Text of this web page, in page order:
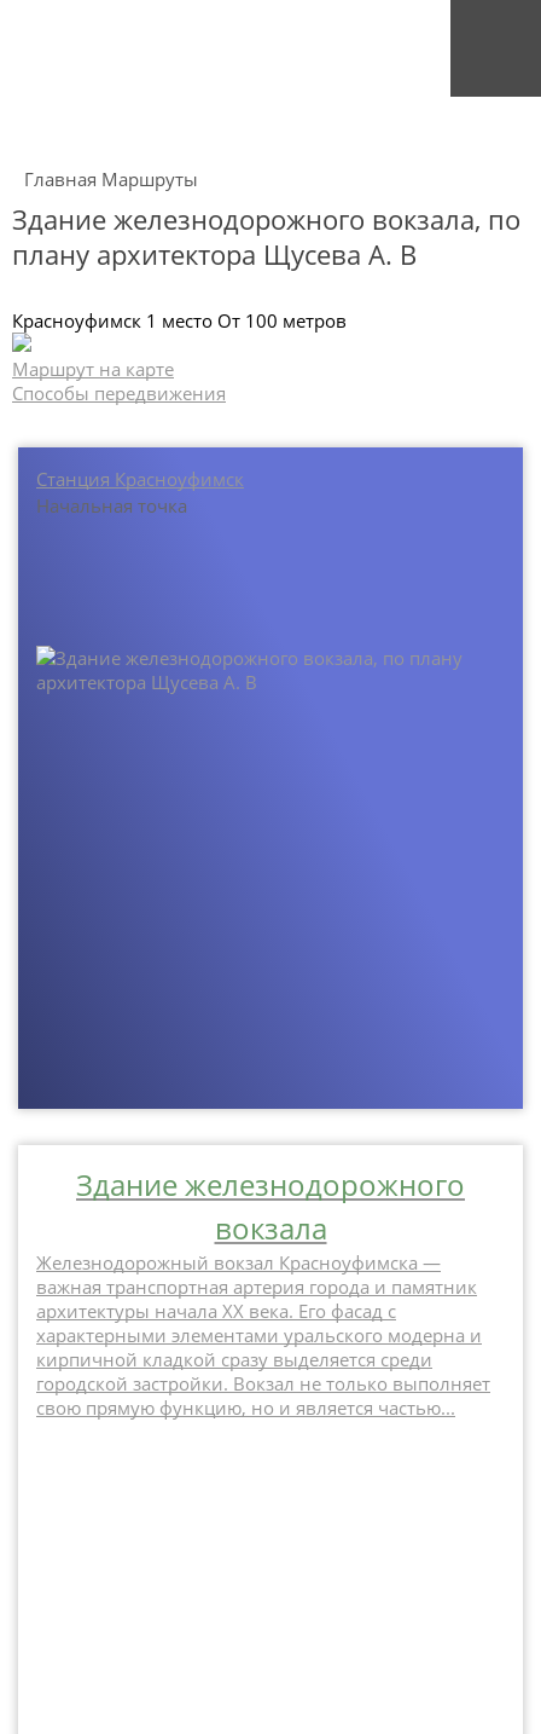
Главная Маршруты
Здание железнодорожного вокзала, по
плану архитектора Щусева А. В
Красноуфимск 1 место От 100 метров
Маршрут на карте
Способы передвижения
Станция Красноуфимск
Начальная точка
Здание железнодорожного
вокзала
Железнодорожный вокзал Красноуфимска —
важная транспортная артерия города и памятник
архитектуры начала XX века. Его фасад с
характерными элементами уральского модерна и
кирпичной кладкой сразу выделяется среди
городской застройки. Вокзал не только выполняет
свою прямую функцию, но и является частью...